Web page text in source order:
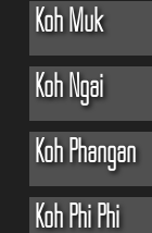
Koh Muk
Koh Ngai
Koh Phangan
Koh Phi Phi